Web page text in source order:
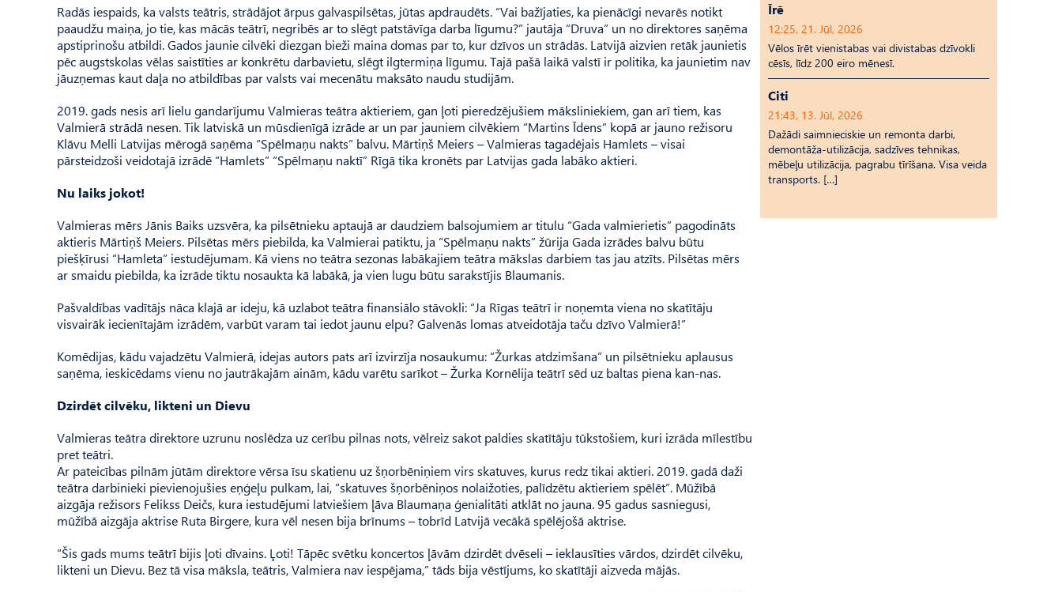
Radās iespaids, ka valsts teātris, strādājot ārpus galvaspilsētas, jūtas apdraudēts. “Vai bažījaties, ka pienācīgi nevarēs notikt
paaudžu maiņa, jo tie, kas mācās teātrī, negribēs ar to slēgt patstāvīga darba līgumu?” jautāja “Druva” un no direktores saņēma
apstiprinošu atbildi. Gados jaunie cilvēki diezgan bieži maina domas par to, kur dzīvos un strādās. Latvijā aizvien retāk jaunietis
pēc augstskolas vēlas saistīties ar konkrētu darbavietu, slēgt ilgtermiņa līgumu. Tajā pašā laikā valstī ir politika, ka jaunietim nav
jāuzņemas kaut daļa no atbildības par valsts vai mecenātu maksāto naudu studijām.
2019. gads nesis arī lielu gandarījumu Valmieras teātra aktieriem, gan ļoti pieredzējušiem māksliniekiem, gan arī tiem, kas
Valmierā strādā nesen. Tik latviskā un mūsdienīgā izrāde ar un par jauniem cilvēkiem “Martins Īdens” kopā ar jauno režisoru
Klāvu Melli Latvijas mērogā saņēma “Spēlmaņu nakts” balvu. Mārtiņš Meiers – Valmieras tagadējais Hamlets – visai
pārsteidzoši veidotajā izrādē “Hamlets” “Spēlmaņu naktī” Rīgā tika kronēts par Latvijas gada labāko aktieri.
Nu laiks jokot!
Valmieras mērs Jānis Baiks uzsvēra, ka pilsētnieku aptaujā ar daudziem balsojumiem ar titulu “Gada valmierietis” pagodināts
aktieris Mārtiņš Meiers. Pilsētas mērs piebilda, ka Valmierai patiktu, ja “Spēlmaņu nakts” žūrija Gada izrādes balvu būtu
piešķīrusi “Hamleta” iestudējumam. Kā viens no teātra sezonas labākajiem teātra mākslas darbiem tas jau atzīts. Pilsētas mērs
ar smaidu piebilda, ka izrāde tiktu nosaukta kā labākā, ja vien lugu būtu sarakstījis Blaumanis.
Pašvaldības vadītājs nāca klajā ar ideju, kā uzlabot teātra finansiālo stāvokli: “Ja Rīgas teātrī ir noņemta viena no skatītāju
visvairāk iecienītajām izrādēm, varbūt varam tai iedot jaunu elpu? Galvenās lomas atveidotāja taču dzīvo Valmierā!”
Komēdijas, kādu vajadzētu Valmierā, idejas autors pats arī izvirzīja nosaukumu: “Žurkas atdzimšana” un pilsētnieku aplausus
saņēma, ieskicēdams vienu no jautrākajām ainām, kādu varētu sarīkot – Žurka Kornēlija teātrī sēd uz baltas piena kan-nas.
Dzirdēt cilvēku, likteni un Dievu
Valmieras teātra direktore uzrunu noslēdza uz cerību pilnas nots, vēlreiz sakot paldies skatītāju tūkstošiem, kuri izrāda mīlestību
pret teātri.
Ar pateicības pilnām jūtām direktore vērsa īsu skatienu uz šņorbēniņiem virs skatuves, kurus redz tikai aktieri. 2019. gadā daži
teātra darbinieki pievienojušies eņģeļu pulkam, lai, “skatuves šņorbēniņos nolaižoties, palīdzētu aktieriem spēlēt”. Mūžībā
aizgāja režisors Felikss Deičs, kura iestudējumi latviešiem ļāva Blaumaņa ģenialitāti atklāt no jauna. 95 gadus sasniegusi,
mūžībā aizgāja aktrise Ruta Birgere, kura vēl nesen bija brīnums – to­brīd Latvijā vecākā spēlējošā aktrise.
“Šis gads mums teātrī bijis ļoti dīvains. Ļoti! Tāpēc svētku koncertos ļāvām dzirdēt dvēseli – ieklausīties vārdos, dzirdēt cilvēku,
likteni un Dievu. Bez tā visa māksla, teātris, Valmiera nav iespējama,” tāds bija vēstījums, ko skatītāji aizveda mājās.
Īrē
12:25, 21. Jūl, 2026
Vēlos īrēt vienistabas vai divistabas dzīvokli
cēsīs, līdz 200 eiro mēnesī.
Citi
21:43, 13. Jūl, 2026
Dažādi saimnieciskie un remonta darbi,
demontāža-utilizācija, sadzīves tehnikas,
mēbeļu utilizācija, pagrabu tīrīšana. Visa veida
transports. […]